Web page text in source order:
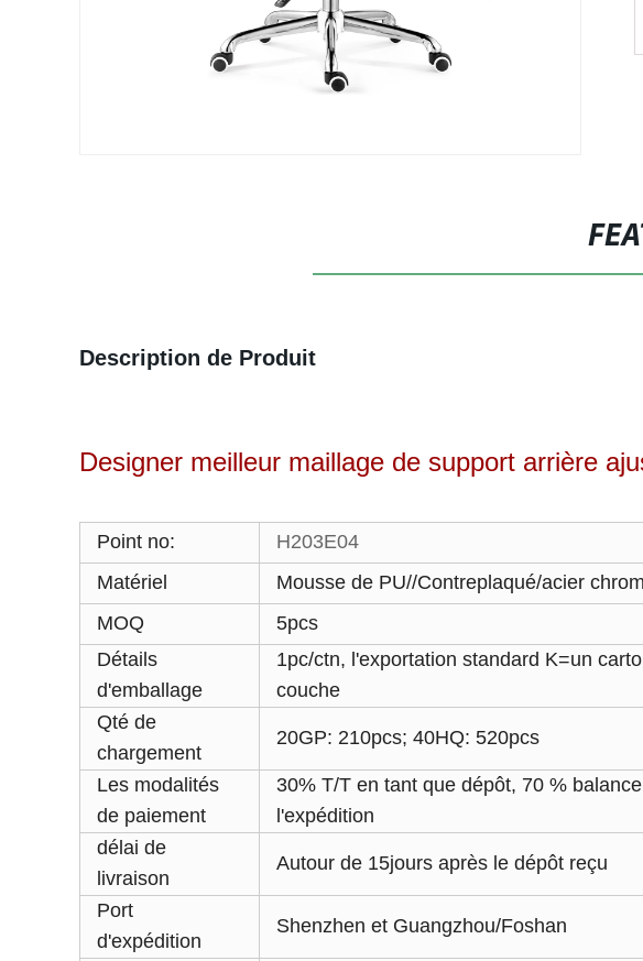
Description de Produit
Designer meilleur maillage de support arrière
Point no:
H203E04
Matériel
Mousse de PU//Contreplaqué/acier
MOQ
5pcs
Détails
d'emballage
1pc/ctn, l'exportation standard K=un
couche
Qté de
chargement
20GP: 210pcs; 40HQ: 520pcs
Les modalités
de paiement
30% T/T en tant que dépôt, 70 %
l'expédition
délai de
livraison
Autour de 15jours après le dépôt reçu
Port
d'expédition
Shenzhen et Guangzhou/Foshan